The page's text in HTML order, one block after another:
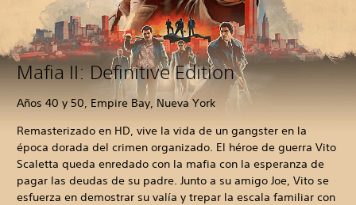
Mafia II: Definitive Edition
Años 40 y 50, Empire Bay, Nueva York
Remasterizado en HD, vive la vida de un gangster en la
época dorada del crimen organizado. El héroe de guerra Vito
Scaletta queda enredado con la mafia con la esperanza de
pagar las deudas de su padre. Junto a su amigo Joe, Vito se
esfuerza en demostrar su valía y trepar la escala familiar con